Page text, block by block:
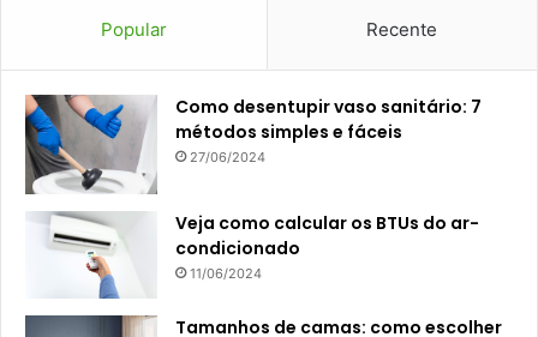
Popular Recente
Como desentupir vaso sanitário: 7
métodos simples e fáceis
27/06/2024
Veja como calcular os BTUs do ar-
condicionado
11/06/2024
Tamanhos de camas: como escolher